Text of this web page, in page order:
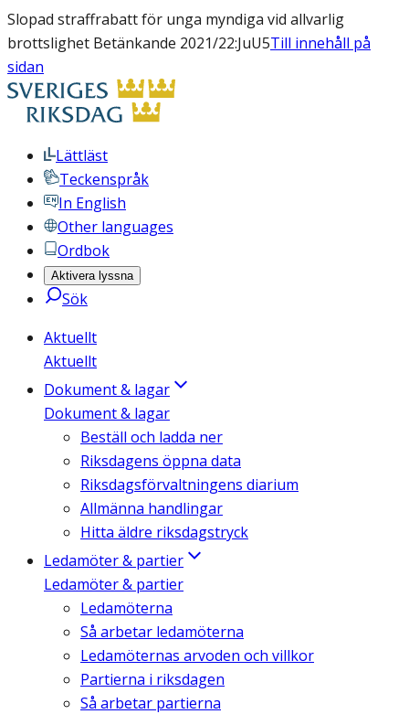
Slopad straffrabatt för unga myndiga vid allvarlig
brottslighet Betänkande 2021/22:JuU5Till innehåll på
sidan
Lättläst
Teckenspråk
In English
Other languages
Ordbok
Aktivera lyssna
Sök
Aktuellt
Aktuellt
Dokument & lagar
Dokument & lagar
Beställ och ladda ner
Riksdagens öppna data
Riksdagsförvaltningens diarium
Allmänna handlingar
Hitta äldre riksdagstryck
Ledamöter & partier
Ledamöter & partier
Ledamöterna
Så arbetar ledamöterna
Ledamöternas arvoden och villkor
Partierna i riksdagen
Så arbetar partierna